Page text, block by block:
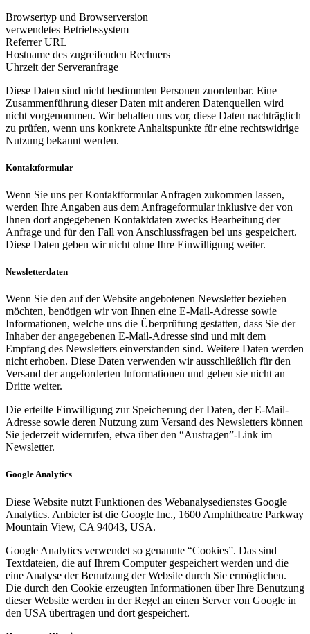
Browsertyp und Browserversion
verwendetes Betriebssystem
Referrer URL
Hostname des zugreifenden Rechners
Uhrzeit der Serveranfrage
Diese Daten sind nicht bestimmten Personen zuordenbar. Eine
Zusammenführung dieser Daten mit anderen Datenquellen wird
nicht vorgenommen. Wir behalten uns vor, diese Daten nachträglich
zu prüfen, wenn uns konkrete Anhaltspunkte für eine rechtswidrige
Nutzung bekannt werden.
Kontaktformular
Wenn Sie uns per Kontaktformular Anfragen zukommen lassen,
werden Ihre Angaben aus dem Anfrageformular inklusive der von
Ihnen dort angegebenen Kontaktdaten zwecks Bearbeitung der
Anfrage und für den Fall von Anschlussfragen bei uns gespeichert.
Diese Daten geben wir nicht ohne Ihre Einwilligung weiter.
Newsletterdaten
Wenn Sie den auf der Website angebotenen Newsletter beziehen
möchten, benötigen wir von Ihnen eine E-Mail-Adresse sowie
Informationen, welche uns die Überprüfung gestatten, dass Sie der
Inhaber der angegebenen E-Mail-Adresse sind und mit dem
Empfang des Newsletters einverstanden sind. Weitere Daten werden
nicht erhoben. Diese Daten verwenden wir ausschließlich für den
Versand der angeforderten Informationen und geben sie nicht an
Dritte weiter.
Die erteilte Einwilligung zur Speicherung der Daten, der E-Mail-
Adresse sowie deren Nutzung zum Versand des Newsletters können
Sie jederzeit widerrufen, etwa über den “Austragen”-Link im
Newsletter.
Google Analytics
Diese Website nutzt Funktionen des Webanalysedienstes Google
Analytics. Anbieter ist die Google Inc., 1600 Amphitheatre Parkway
Mountain View, CA 94043, USA.
Google Analytics verwendet so genannte “Cookies”. Das sind
Textdateien, die auf Ihrem Computer gespeichert werden und die
eine Analyse der Benutzung der Website durch Sie ermöglichen.
Die durch den Cookie erzeugten Informationen über Ihre Benutzung
dieser Website werden in der Regel an einen Server von Google in
den USA übertragen und dort gespeichert.